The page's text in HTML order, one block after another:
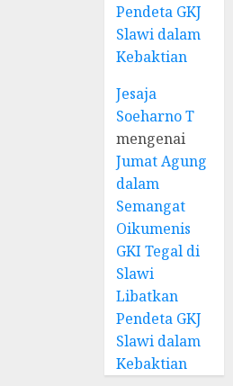
Pendeta GKJ
Slawi dalam
Kebaktian
Jesaja
Soeharno T
mengenai
Jumat Agung
dalam
Semangat
Oikumenis
GKI Tegal di
Slawi
Libatkan
Pendeta GKJ
Slawi dalam
Kebaktian